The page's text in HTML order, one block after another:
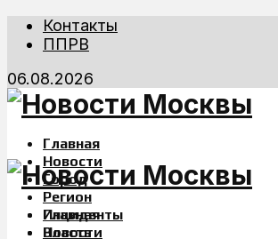
Контакты
ППРВ
06.08.2026
Главная
Новости
Город
Регион
Инциденты
Власть
Главная
Новости